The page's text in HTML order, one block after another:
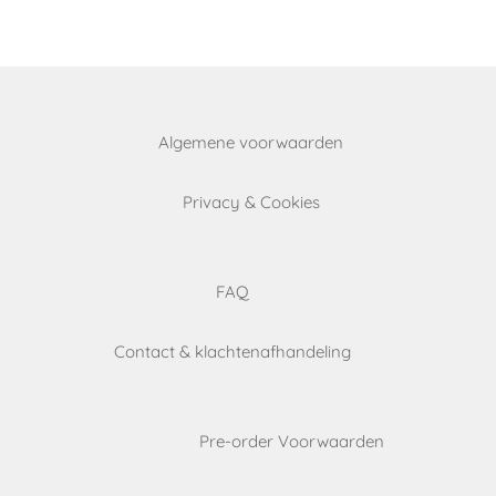
Algemene voorwaarden
Privacy & Cookies
FAQ
Contact & klachtenafhandeling
Pre-order Voorwaarden